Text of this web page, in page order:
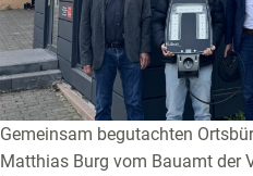
Gemeinsam begutachten
Matthias Burg vom Bauamt der